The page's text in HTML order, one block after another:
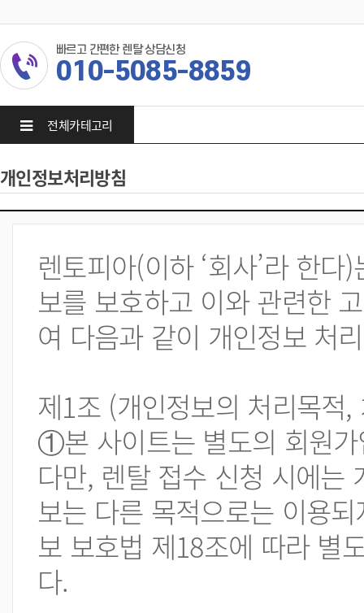
빠르고 간편한 렌탈 상담신청
010-5085-8859
전체카테고리
개인정보처리방침
렌토피아(이하 ‘회사’라 한
보를 보호하고 이와 관련한
여 다음과 같이 개인정보 처
제1조 (개인정보의 처리목적
①본 사이트는 별도의 회원
다만, 렌탈 접수 신청 시에는
보는 다른 목적으로는 이용
보 보호법 제18조에 따라 별
다.